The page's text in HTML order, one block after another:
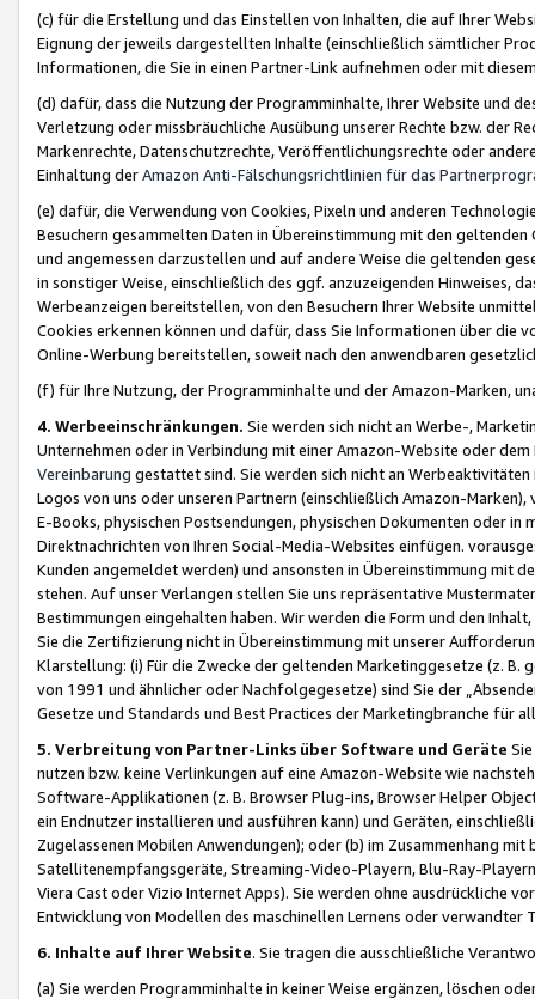
(c) für die Erstellung und das Einstellen von Inhalten, die auf Ihrer
Eignung der jeweils dargestellten Inhalte (einschließlich sämtlicher
Informationen, die Sie in einen Partner-Link aufnehmen oder mit
(d) dafür, dass die Nutzung der Programminhalte, Ihrer Website und
Verletzung oder missbräuchliche Ausübung unserer Rechte bzw. der
Markenrechte, Datenschutzrechte, Veröffentlichungsrechte oder
Einhaltung derAmazon Anti-Fälschungsrichtlinien für das
(e) dafür, die Verwendung von Cookies, Pixeln und anderen
Besuchern gesammelten Daten in Übereinstimmung mit den
und angemessen darzustellen und auf andere Weise die geltenden
in sonstiger Weise, einschließlich des ggf. anzuzeigenden Hinweises,
Werbeanzeigen bereitstellen, von den Besuchern Ihrer Website
Cookies erkennen können und dafür, dass Sie Informationen über die
Online-Werbung bereitstellen, soweit nach den anwendbaren
(f) für Ihre Nutzung, der Programminhalte und der Amazon-Marken,
4. Werbeeinschränkungen. Sie werden sich nicht an Werbe-,
Unternehmen oder in Verbindung mit einer Amazon-Website oder
Vereinbarung gestattet sind. Sie werden sich nicht an
Logos von uns oder unseren Partnern (einschließlich Amazon-
E-Books, physischen Postsendungen, physischen Dokumenten oder in
Direktnachrichten von Ihren Social-Media-Websites einfügen.
Kunden angemeldet werden) und ansonsten in Übereinstimmung mit
stehen. Auf unser Verlangen stellen Sie uns repräsentative
Bestimmungen eingehalten haben. Wir werden die Form und den
Sie die Zertifizierung nicht in Übereinstimmung mit unserer
Klarstellung: (i) Für die Zwecke der geltenden Marketinggesetze (z. B.
von 1991 und ähnlicher oder Nachfolgegesetze) sind Sie der
Gesetze und Standards und Best Practices der Marketingbranche für
5. Verbreitung von Partner-Links über Software und Geräte
nutzen bzw. keine Verlinkungen auf eine Amazon-Website wie
Software-Applikationen (z. B. Browser Plug-ins, Browser Helper
ein Endnutzer installieren und ausführen kann) und Geräten,
Zugelassenen Mobilen Anwendungen); oder (b) im Zusammenhang
Satellitenempfangsgeräte, Streaming-Video-Playern, Blu-Ray-
Viera Cast oder Vizio Internet Apps). Sie werden ohne ausdrückliche
Entwicklung von Modellen des maschinellen Lernens oder
6. Inhalte auf Ihrer Website. Sie tragen die ausschließliche
(a) Sie werden Programminhalte in keiner Weise ergänzen, löschen